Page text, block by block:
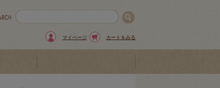
マイページ カートをみる